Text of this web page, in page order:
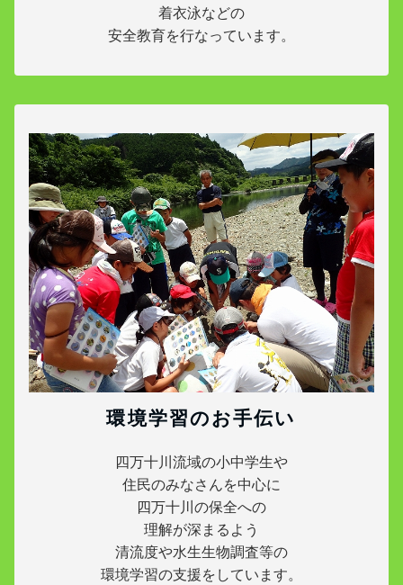
着衣泳などの
安全教育を行なっています。
環境学習のお手伝い
四万十川流域の小中学生や
住民のみなさんを中心に
四万十川の保全への
理解が深まるよう
清流度や水生生物調査等の
環境学習の支援をしています。